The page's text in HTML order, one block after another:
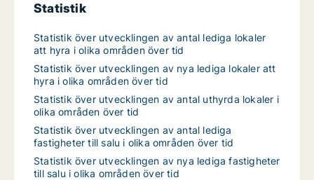
Statistik
Statistik över utvecklingen av antal lediga lokaler
att hyra i olika områden över tid
Statistik över utvecklingen av nya lediga lokaler att
hyra i olika områden över tid
Statistik över utvecklingen av antal uthyrda lokaler i
olika områden över tid
Statistik över utvecklingen av antal lediga
fastigheter till salu i olika områden över tid
Statistik över utvecklingen av nya lediga fastigheter
till salu i olika områden över tid